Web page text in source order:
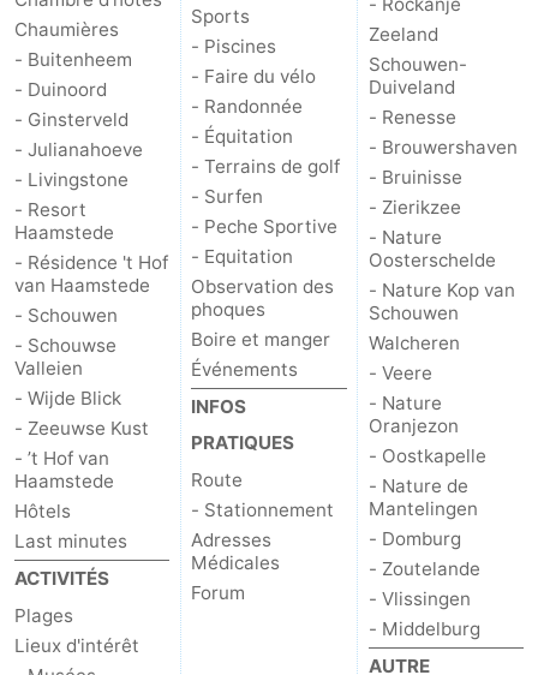
Chaumières
- Buitenheem
- Duinoord
- Ginsterveld
- Julianahoeve
- Livingstone
- Resort
Haamstede
- Résidence 't Hof
van Haamstede
- Schouwen
- Schouwse
Valleien
- Wijde Blick
- Zeeuwse Kust
- ’t Hof van
Haamstede
Hôtels
Last minutes
ACTIVITÉS
Plages
Lieux d'intérêt
Sports
- Piscines
- Faire du vélo
- Randonnée
- Équitation
- Terrains de golf
- Surfen
- Peche Sportive
- Equitation
Observation des
phoques
Boire et manger
Événements
INFOS
PRATIQUES
Route
- Stationnement
Adresses
Médicales
Forum
Zeeland
Schouwen-
Duiveland
- Renesse
- Brouwershaven
- Bruinisse
- Zierikzee
- Nature
Oosterschelde
- Nature Kop van
Schouwen
Walcheren
- Veere
- Nature
Oranjezon
- Oostkapelle
- Nature de
Mantelingen
- Domburg
- Zoutelande
- Vlissingen
- Middelburg
AUTRE